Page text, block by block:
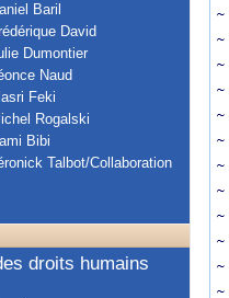
Baril
David
Dumontier
Naud
Feki
Rogalski
Bibi
Talbot/Collaboration
droits humains